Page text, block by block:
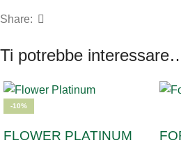
Share:
Ti potrebbe
-10%
FLOWER PLATINUM